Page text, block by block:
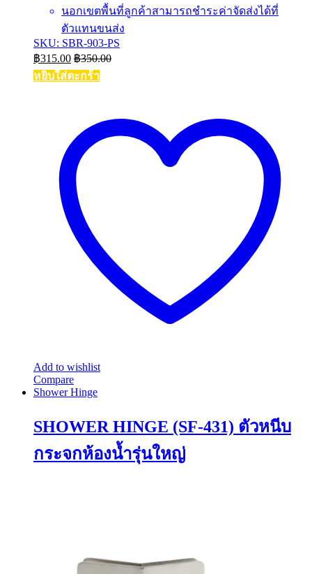
นอกเขตพื้นที่ลูกค้าสามารถชำระค่าจัดส่งได้ที่
ตัวแทนขนส่ง
SKU: SBR-903-PS
฿315.00 ฿350.00
หยิบใส่ตะกร้า
Add to wishlist
Compare
Shower Hinge
SHOWER HINGE (SF-431) ตัวหนีบ
กระจกห้องน้ำรุ่นใหญ่